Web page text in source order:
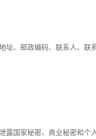
址、邮政编码、联系人、联
国家秘密、商业秘密和个人